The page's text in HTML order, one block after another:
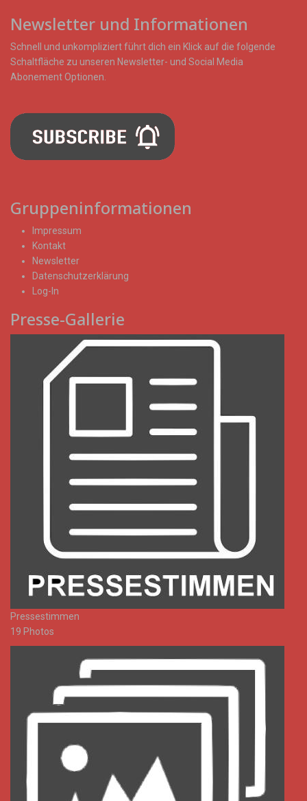
Newsletter und Informationen
Schnell und unkompliziert führt dich ein Klick auf die folgende
Schaltfläche zu unseren Newsletter- und Social Media
Abonement Optionen.
Gruppeninformationen
Impressum
Kontakt
Newsletter
Datenschutzerklärung
Log-In
Presse-Gallerie
Pressestimmen
19 Photos